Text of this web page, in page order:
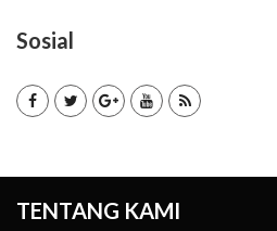
Sosial
TENTANG KAMI